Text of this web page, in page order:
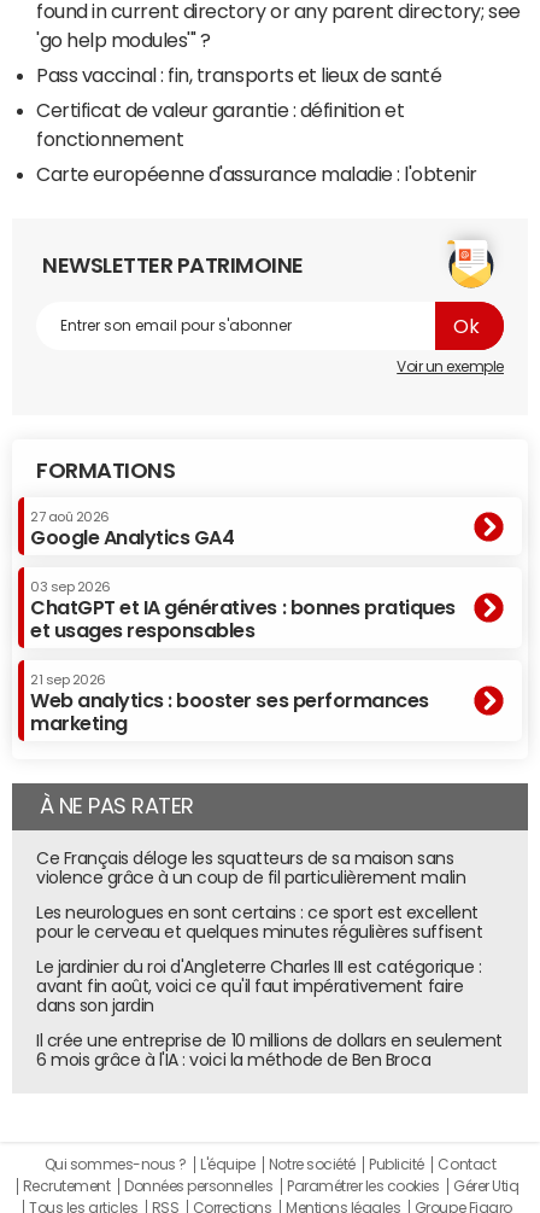
found in current directory or any parent directory; see
'go help modules'" ?
Pass vaccinal : fin, transports et lieux de santé
Certificat de valeur garantie : définition et
fonctionnement
Carte européenne d'assurance maladie : l'obtenir
NEWSLETTER PATRIMOINE
Voir un exemple
FORMATIONS
27 aoû 2026
Google Analytics GA4
03 sep 2026
ChatGPT et IA génératives : bonnes pratiques
et usages responsables
21 sep 2026
Web analytics : booster ses performances
marketing
À NE PAS RATER
Ce Français déloge les squatteurs de sa maison sans
violence grâce à un coup de fil particulièrement malin
Les neurologues en sont certains : ce sport est excellent
pour le cerveau et quelques minutes régulières suffisent
Le jardinier du roi d'Angleterre Charles III est catégorique :
avant fin août, voici ce qu'il faut impérativement faire
dans son jardin
Il crée une entreprise de 10 millions de dollars en seulement
6 mois grâce à l'IA : voici la méthode de Ben Broca
Qui sommes-nous ? L'équipe Notre société Publicité
Contact
Recrutement
Données personnelles Paramétrer les cookies
Gérer Utiq
Tous les articles
RSS Corrections Mentions légales Groupe Figaro